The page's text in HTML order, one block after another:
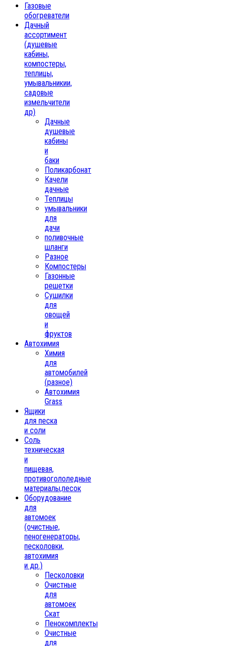
Газовые
обогреватели
Дачный
ассортимент
(душевые
кабины,
компостеры,
теплицы,
умывальникии,
садовые
измельчители
др)
Дачные
душевые
кабины
и
баки
Поликарбонат
Качели
дачные
Теплицы
умывальники
для
дачи
поливочные
шланги
Разное
Компостеры
Газонные
решетки
Сушилки
для
овощей
и
фруктов
Автохимия
Химия
для
автомобилей
(разное)
Автохимия
Grass
Ящики
для песка
и соли
Соль
техническая
и
пищевая,
противогололедные
материалы,песок
Oборудование
для
автомоек
(очистные,
пеногенераторы,
песколовки,
автохимия
и др.)
Песколовки
Очистные
для
автомоек
Скат
Пенокомплекты
Очистные
для